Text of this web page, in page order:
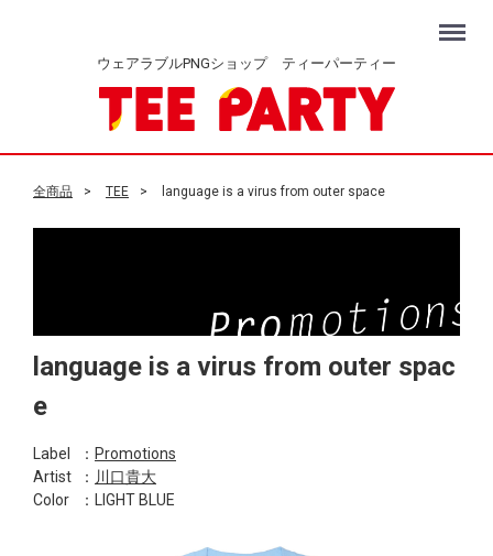
ウェアラブルPNGショップ ティーパーティー
Menu
全商品 TEE language is a virus from outer space
language is a virus from outer spac
e
Label ： Promotions
Artist
： 川口貴大
Color
：LIGHT BLUE